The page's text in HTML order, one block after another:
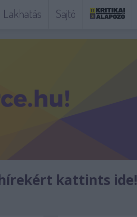
Lakhatás Sajtó
kattints ide!